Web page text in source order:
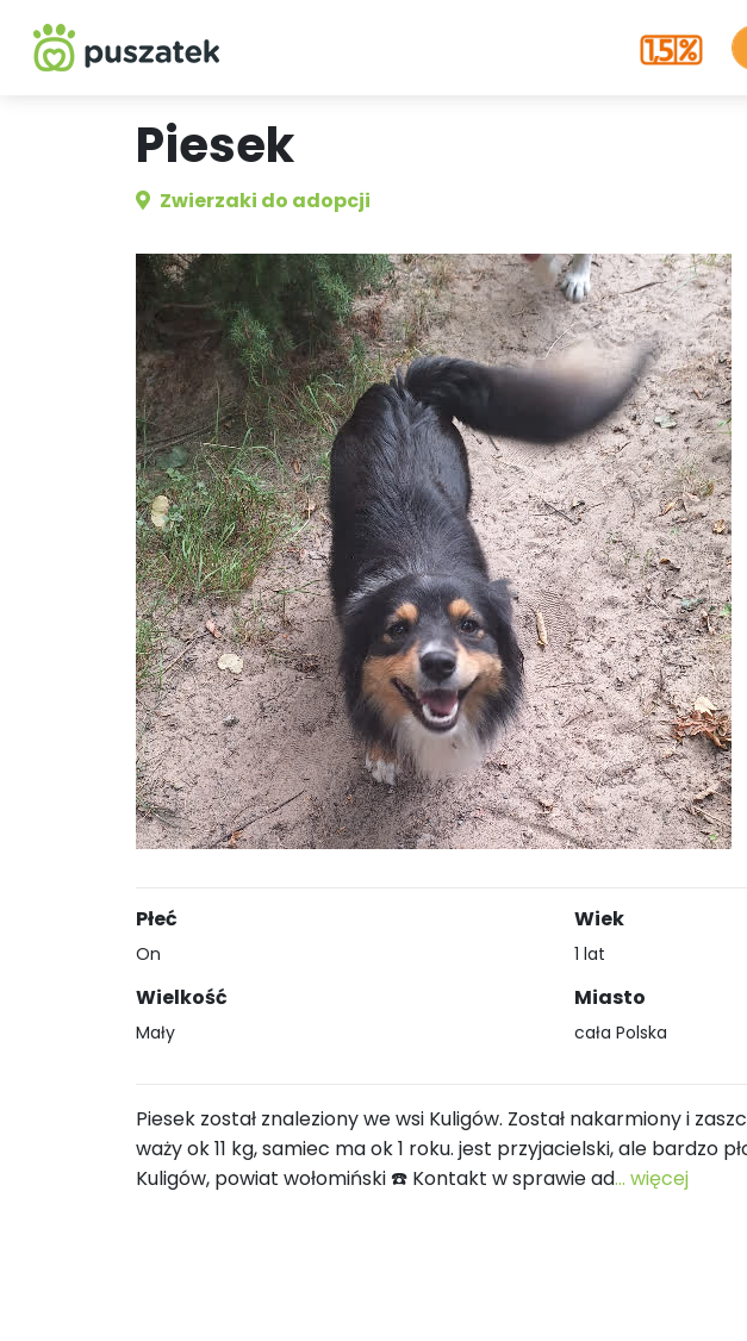
Piesek
Zwierzaki do adopcji
Płeć
On
Wielkość
Mały
Wiek
1 lat
Miasto
cała Polska
Piesek został znaleziony we wsi Kuligów. Został nakarmiony i
waży ok 11 kg, samiec ma ok 1 roku. jest przyjacielski, ale bardzo
Kuligów, powiat wołomiński ☎️ Kontakt w sprawie ad... więcej